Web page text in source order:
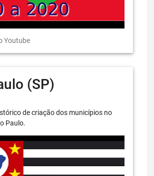
Youtube
(SP)
de criação dos municípios no
Paulo.